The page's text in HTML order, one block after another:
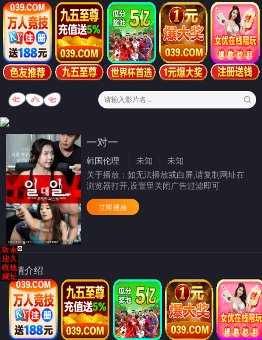
一对一
韩国伦理 未知
未知
关于播放： 如无法播放或白屏,请复制网址在
浏览器打开,设置里关闭广告过滤即可
立即播放
剧情介绍